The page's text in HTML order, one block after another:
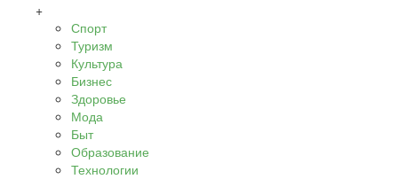
+
Спорт
Туризм
Культура
Бизнес
Здоровье
Мода
Быт
Образование
Технологии